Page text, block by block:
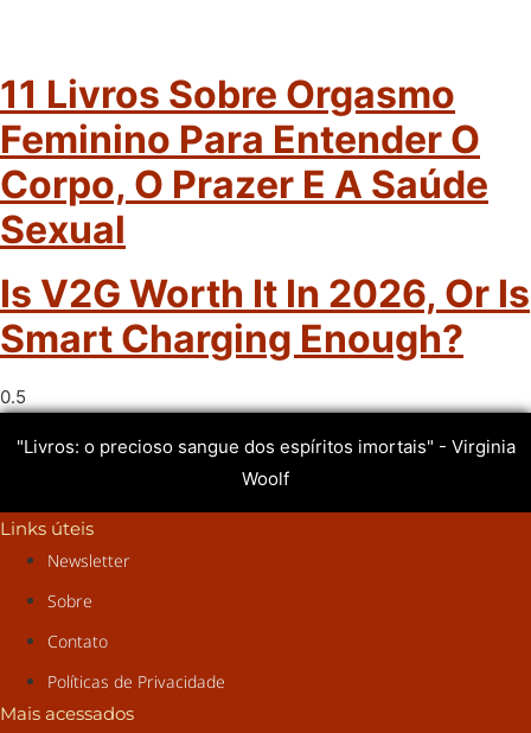
11 Livros Sobre Orgasmo
Feminino Para Entender O
Corpo, O Prazer E A Saúde
Sexual
Is V2G Worth It In 2026, Or Is
Smart Charging Enough?
"Livros: o precioso sangue dos espíritos imortais" - Virginia
Woolf
Links úteis
Newsletter
Sobre
Contato
Políticas de Privacidade
Mais acessados